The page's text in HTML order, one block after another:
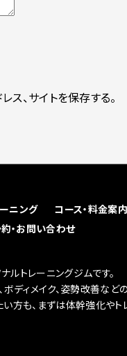
、サイトを保存する。
ニング コース・料金案内
・お問い合わせ
トレーニングジムです。
ボディメイク、姿勢改善など
い方も、まずは体幹強化や